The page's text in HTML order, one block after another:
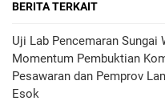
BERITA TERKAIT
Uji Lab Pencemaran Sungai
Momentum Pembuktian
Pesawaran dan Pemprov
Esok